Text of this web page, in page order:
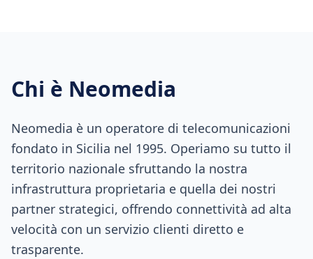
Chi è Neomedia
Neomedia è un operatore di telecomunicazioni
fondato in Sicilia nel 1995. Operiamo su tutto il
territorio nazionale sfruttando la nostra
infrastruttura proprietaria e quella dei nostri
partner strategici, offrendo connettività ad alta
velocità con un servizio clienti diretto e
trasparente.